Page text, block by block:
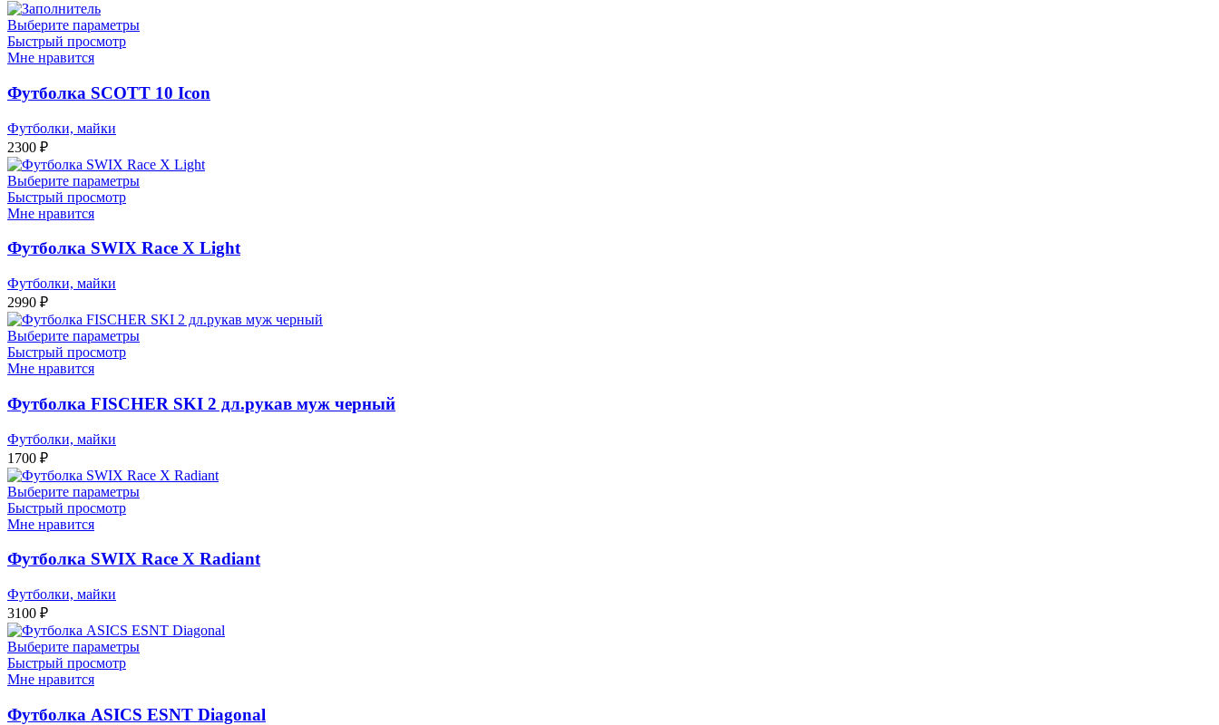
Выберите параметры
Быстрый просмотр
Мне нравится
Футболка SCOTT 10 Icon
Футболки, майки
2300 ₽
Выберите параметры
Быстрый просмотр
Мне нравится
Футболка SWIX Race X Light
Футболки, майки
2990 ₽
Выберите параметры
Быстрый просмотр
Мне нравится
Футболка FISCHER SKI 2 дл.рукав муж черный
Футболки, майки
1700 ₽
Выберите параметры
Быстрый просмотр
Мне нравится
Футболка SWIX Race X Radiant
Футболки, майки
3100 ₽
Выберите параметры
Быстрый просмотр
Мне нравится
Футболка ASICS ESNT Diagonal